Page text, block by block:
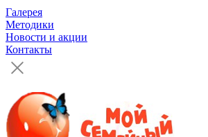
Галерея
Методики
Новости и акции
Контакты